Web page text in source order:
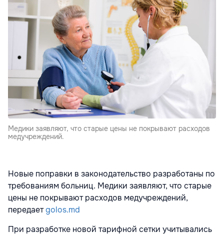
Медики заявляют, что старые цены не покрывают расходов
медучреждений.
Новые поправки в законодательство разработаны по
требованиям больниц. Медики заявляют, что старые
цены не покрывают расходов медучреждений,
передаетgolos.md
При разработке новой тарифной сетки учитывались